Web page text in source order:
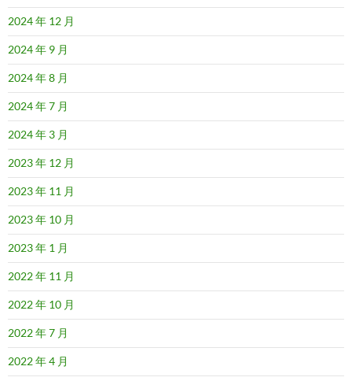
2024 年 12 月
2024 年 9 月
2024 年 8 月
2024 年 7 月
2024 年 3 月
2023 年 12 月
2023 年 11 月
2023 年 10 月
2023 年 1 月
2022 年 11 月
2022 年 10 月
2022 年 7 月
2022 年 4 月